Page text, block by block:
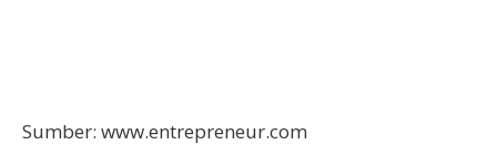
Sumber: www.entrepreneur.com